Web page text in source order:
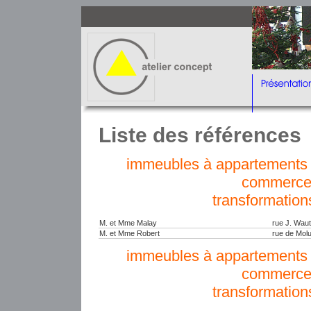
Liste des références
immeubles à
M. et Mme Malay
rue J.
M. et Mme Robert
rue de
immeubles à